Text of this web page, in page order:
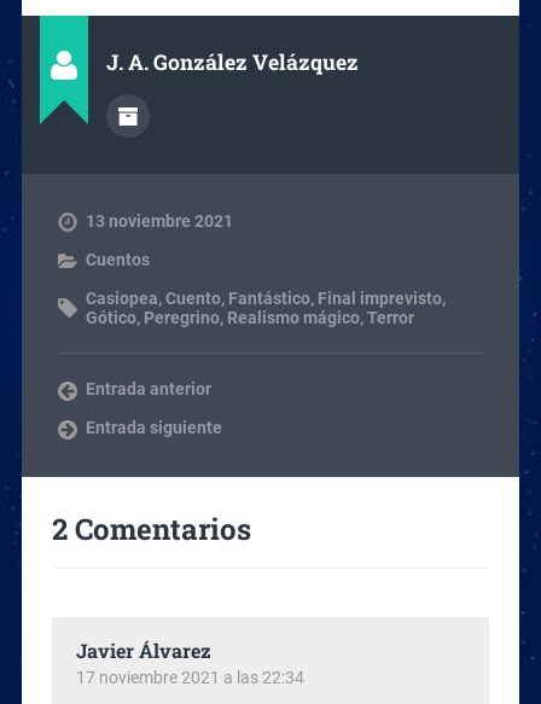
J. A. González Velázquez
13 noviembre 2021
Cuentos
Casiopea,Cuento, Fantástico, Final imprevisto,
Gótico, Peregrino, Realismo mágico,Terror
Entrada anterior
Entrada siguiente
2 Comentarios
Javier Álvarez
17 noviembre 2021 a las 22:34